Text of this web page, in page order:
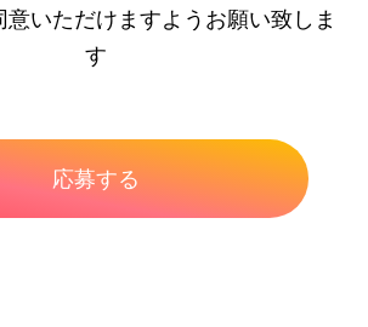
意いただけますようお願い致しま
す